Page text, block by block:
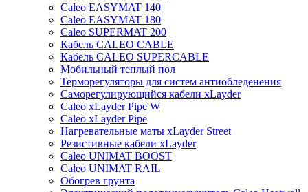
Caleo EASYMAT 140
Caleo EASYMAT 180
Caleo SUPERMAT 200
Кабель CALEO CABLE
Кабель CALEO SUPERCABLE
Мобильный теплый пол
Терморегуляторы для систем антиобледенения
Саморегулирующийся кабели xLayder
Caleo xLayder Pipe W
Caleo xLayder Pipe
Нагревательные маты xLayder Street
Резистивные кабели xLayder
Caleo UNIMAT BOOST
Caleo UNIMAT RAIL
Обогрев грунта